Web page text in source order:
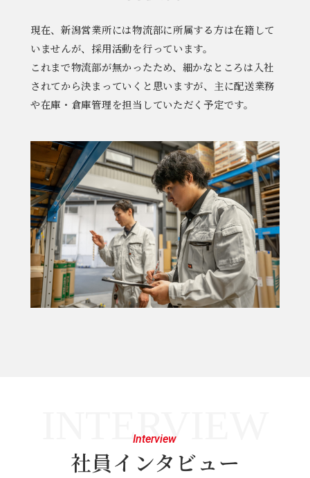
現在、新潟営業所には物流部に所属する方は在籍して
いませんが、採用活動を行っています。
これまで物流部が無かったため、細かなところは入社
されてから決まっていくと思いますが、主に配送業務
や在庫・倉庫管理を担当していただく予定です。
INTERVIEW
Interview
社員インタビュー